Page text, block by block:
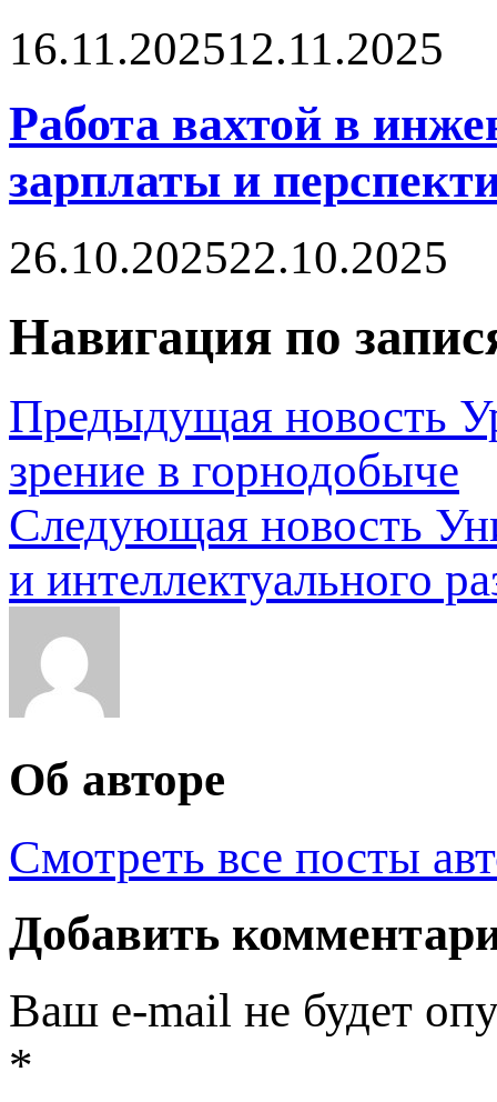
16.11.202512.11.2025
Работа вахтой в
зарплаты и
26.10.202522.10.2025
Навигация по
Предыдущая новость
зрение в горнодобыче
Следующая новость
и интеллектуального
Об авторе
Смотреть все посты
Добавить
Ваш e-mail не будет
*